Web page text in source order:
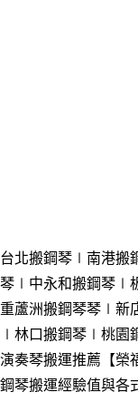
台北搬鋼琴∣南港搬
琴 ∣中永和搬鋼琴 ∣
重蘆洲搬鋼琴琴∣新
∣林口搬鋼琴 ∣桃園
演奏琴搬運推薦【榮
鋼琴搬運經驗值與各